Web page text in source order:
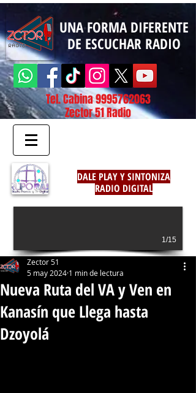
UNA FORMA DIFERENTE
DE ESCUCHAR RADIO
Tel. Cabina9995762063
Zector 51 Radio
DALE PLAY Y SINTONIZA
RADIO DIGITAL
1/15
Nueva Ruta del VA y Ven en
Kanasín que Llega hasta
Dzoyolá
Zector 51
5 may 2024 1 min de lectura